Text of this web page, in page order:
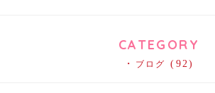
CATEGORY
ブログ (92)